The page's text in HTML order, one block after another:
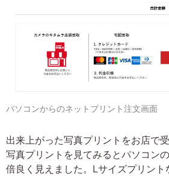
パソコンからのネットプリント注文画面
出来上がった写真プリントをお店で
写真プリントを見てみるとパソコン
倍良く見えました。Lサイズプリン